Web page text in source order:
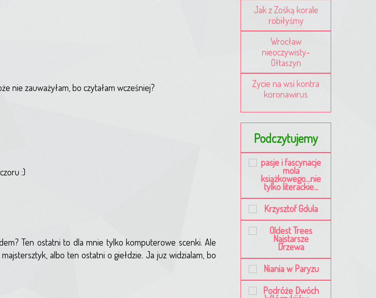
nie zauważyłam, bo czytałam wcześniej?
:)
Ten ostatni to dla mnie tylko komputerowe scenki. Ale
albo ten ostatni o giełdzie. Ja juz widzialam, bo
Jak z Zośką korale
robiłyśmy
Wrocław
nieoczywisty-
Ołtaszyn
Życie na wsi kontra
koronawirus
Podczytujemy
pasje i fascynacje
mola
książkowego...nie
tylko literackie...
Krzysztof Gdula
Oldest Trees
Najstarsze
Drzewa
Niania w Paryzu
Podróże Dwóch